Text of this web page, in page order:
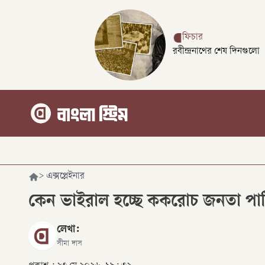
ফিচার
রবীন্দ্রনাথের শেষ দিনগুলো
> এক্সপ্লেইনার
কেন ভাইরাল হচ্ছে ককরোচ জনতা
লেখা:
সীমা দাস